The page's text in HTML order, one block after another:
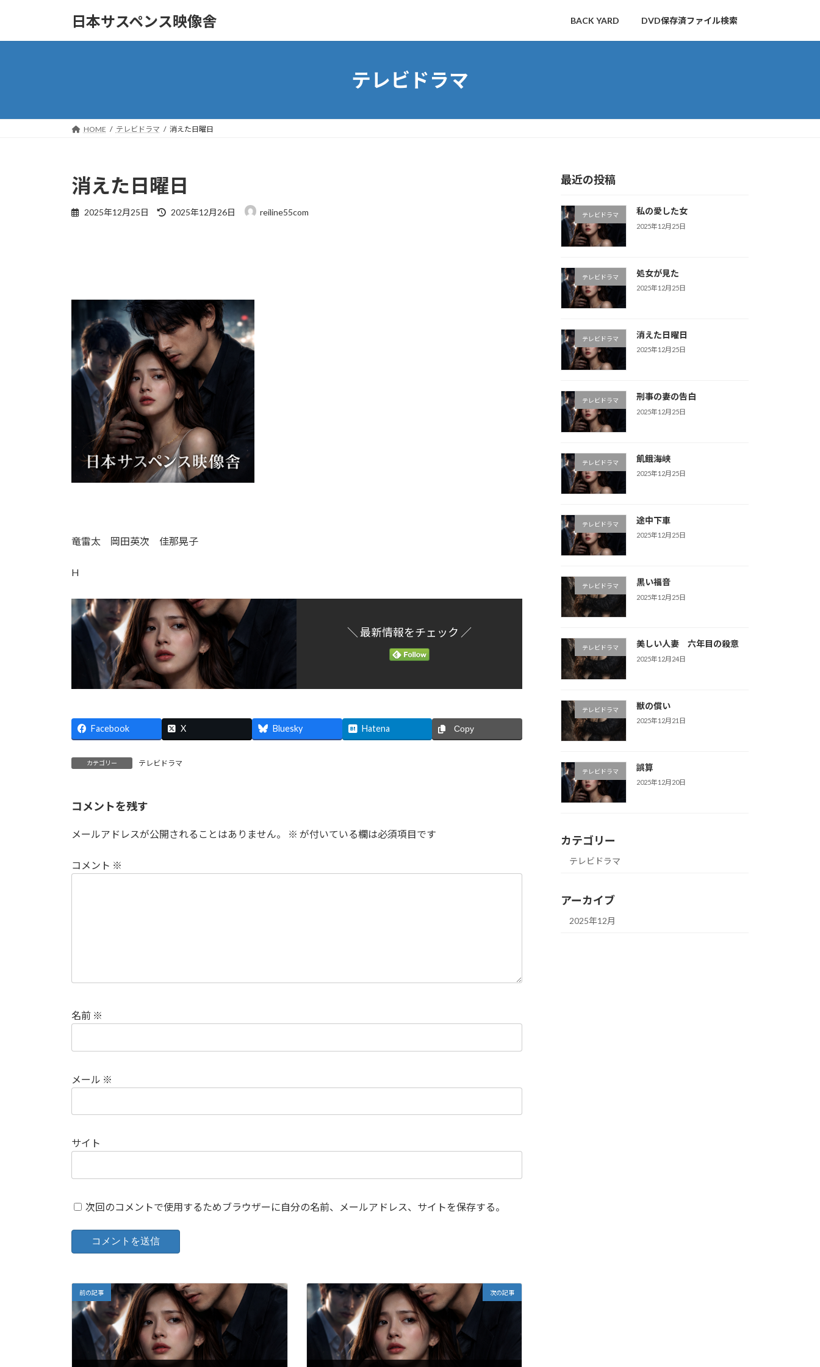
日本サスペンス映像舎 BACK YARD DVD保存済ファイル検索
テレビドラマ
HOME テレビドラマ 消えた日曜日
消えた日曜日
2025年12月25日
最
2025年12月26日 reiline55com
竜雷太 岡田英次 佳那晃子
H
＼ 最新情報をチェック ／
Facebook X Bluesky Hatena Copy
カテゴリー テレビドラマ
コメントを残す
メールアドレスが公開されることはありません。 ※ が付いている欄は必須項目です
コメント ※
名前 ※
メール ※
サイト
次回のコメントで使用するためブラウザーに自分の名前、メールアドレス、サイトを保存する。
前の記事 次の記事
最近の投稿
テレビドラマ 私の愛した女
2025年12月25日
テレビドラマ 処女が見た
2025年12月25日
テレビドラマ 消えた日曜日
2025年12月25日
テレビドラマ 刑事の妻の告白
2025年12月25日
テレビドラマ 飢餓海峡
2025年12月25日
テレビドラマ 途中下車
2025年12月25日
テレビドラマ 黒い福音
2025年12月25日
テレビドラマ 美しい人妻 六年目の殺意
2025年12月24日
テレビドラマ 獣の償い
2025年12月21日
テレビドラマ 誤算
2025年12月20日
カテゴリー
テレビドラマ
アーカイブ
2025年12月